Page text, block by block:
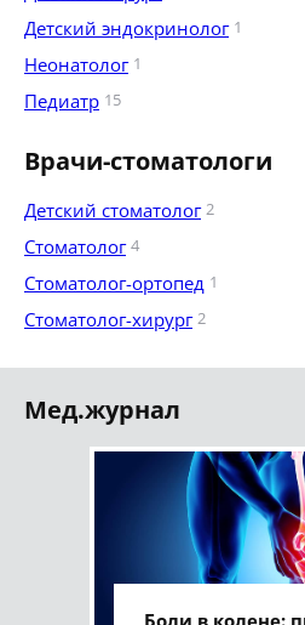
Детский эндокринолог 1
Неонатолог 1
Педиатр 15
Врачи-стоматологи
Детский стоматолог 2
Стоматолог 4
Стоматолог-ортопед 1
Стоматолог-хирург 2
Мед.журнал